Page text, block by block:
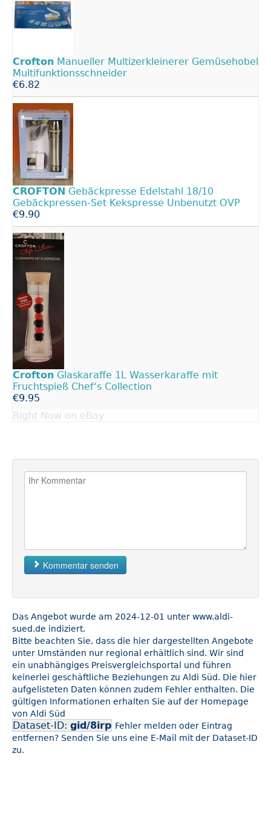
Crofton Manueller Multizerkleinerer Gemüsehobel
Multifunktionsschneider
€6.82
CROFTON Gebäckpresse Edelstahl 18/10
Gebäckpressen-Set Kekspresse Unbenutzt OVP
€9.90
Crofton Glaskaraffe 1L Wasserkaraffe mit
Fruchtspieß Chef‘s Collection
€9.95
Right Now on eBay
Kommentar senden
Das Angebot wurde am 2024-12-01 unter www.aldi-
sued.de indiziert.
Bitte beachten Sie, dass die hier dargestellten Angebote
unter Umständen nur regional erhältlich sind. Wir sind
ein unabhängiges Preisvergleichsportal und führen
keinerlei geschäftliche Beziehungen zu Aldi Süd. Die hier
aufgelisteten Daten können zudem Fehler enthalten. Die
gültigen Informationen erhalten Sie auf der Homepage
von Aldi Süd
Dataset-ID: gid/8irp Fehler melden oder Eintrag
entfernen? Senden Sie uns eine E-Mail mit der Dataset-ID
zu.